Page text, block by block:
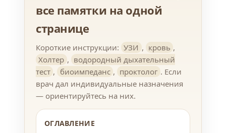
все памятки на одной
странице
Короткие инструкции: УЗИ , кровь ,
Холтер , водородный дыхательный
тест , биоимпеданс , проктолог . Если
врач дал индивидуальные назначения
— ориентируйтесь на них.
ОГЛАВЛЕНИЕ